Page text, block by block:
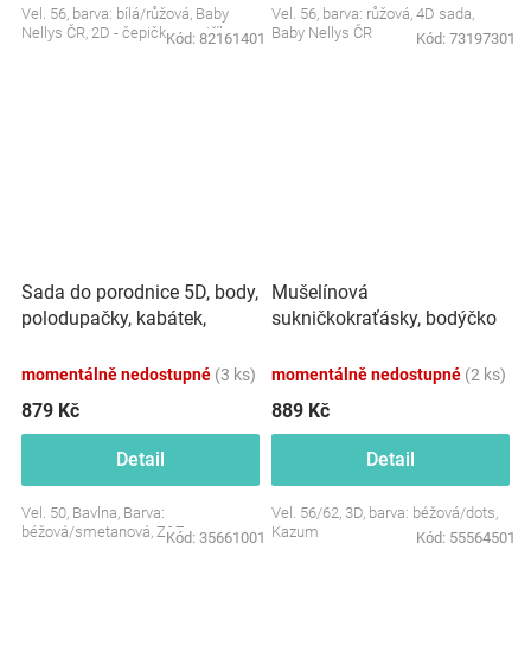
Vel. 56, barva: bílá/růžová, Baby
Nellys ČR, 2D - čepička+svetřík
Kód: 82161401
Vel. 56, barva: růžová, 4D sada,
Baby Nellys ČR
Kód: 73197301
Sada do porodnice 5D, body,
polodupačky, kabátek,
momentálně nedostupné (3 ks)
879 Kč
Detail
Vel. 50, Bavlna, Barva:
béžová/smetanová, Z&Z
Kód: 35661001
Mušelínová
sukničkokraťásky, bodýčko
béžová/dots
momentálně nedostupné (2 ks)
889 Kč
Detail
Vel. 56/62, 3D, barva: béžová/dots,
Kazum
Kód: 55564501